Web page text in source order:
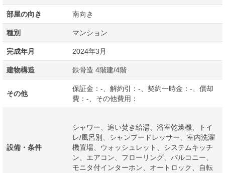
部屋の向き 南向き
種別 マンション
完成年月 2024年3月
建物構造 鉄骨造 4階建/4階
その他
保証金：-、解約引：-、契約一時金：-、償却
費：-、その他費用：
設備・条件
シャワー、追い焚き給湯、浴室乾燥機、トイ
レ/風呂別、シャンプードレッサー、室内洗濯
機置場、ウォッシュレット、システムキッチ
ン、エアコン、フローリング、バルコニー、
モニタ付インターホン、オートロック、自転